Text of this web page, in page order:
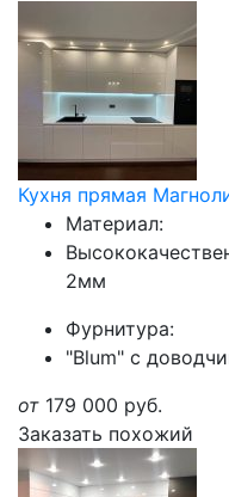
Кухня прямая
Материал:
2мм
Фурнитура:
"Blum" с
от 179 000 руб.
Заказать похожий